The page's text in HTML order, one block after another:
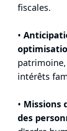
fiscales.
•
intérêts
• Missions
des